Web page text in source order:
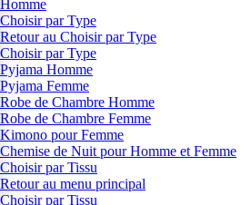
Homme
Choisir par Type
Retour au Choisir par Type
Choisir par Type
Pyjama Homme
Pyjama Femme
Robe de Chambre Homme
Robe de Chambre Femme
Kimono pour Femme
Chemise de Nuit pour Homme et Femme
Choisir par Tissu
Retour au menu principal
Choisir par Tissu